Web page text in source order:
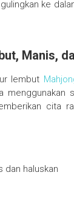
ke
Manis,
lembut
menggunakan
cita
dan haluskan